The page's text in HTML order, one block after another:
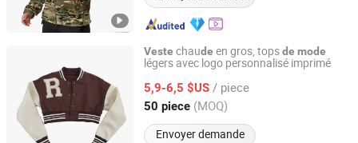
Veste chaude en gros, topsde mode
légers avec logo personnalisé imprimé
5,9-6,5 $US / piece
50 piece (MOQ)
Envoyer demande
Fuzhou Suoha Industry and Trade Co., Ltd.
Fujian, China Depuis 2025